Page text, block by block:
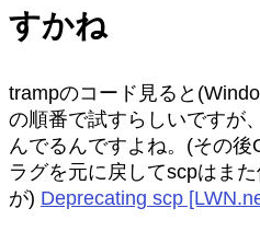
すかね
trampのコード見ると
の順番で試すらしいですが
んでるんですよね。(その
ラグを元に戻してscpはま
が) Deprecating scp